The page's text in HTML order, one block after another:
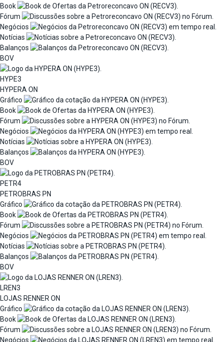
Book
Fórum
Negócios
Notícias
Balanços
BOV
HYPE3
HYPERA ON
Gráfico
Book
Fórum
Negócios
Notícias
Balanços
BOV
PETR4
PETROBRAS PN
Gráfico
Book
Fórum
Negócios
Notícias
Balanços
BOV
LREN3
LOJAS RENNER ON
Gráfico
Book
Fórum
Negócios